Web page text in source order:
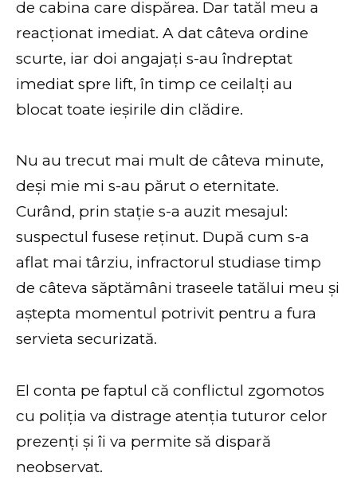
de cabina care dispărea. Dar tatăl meu a
reacționat imediat. A dat câteva ordine
scurte, iar doi angajați s-au îndreptat
imediat spre lift, în timp ce ceilalți au
blocat toate ieșirile din clădire.
Nu au trecut mai mult de câteva minute,
deși mie mi s-au părut o eternitate.
Curând, prin stație s-a auzit mesajul:
suspectul fusese reținut. După cum s-a
aflat mai târziu, infractorul studiase timp
de câteva săptămâni traseele tatălui meu și
aștepta momentul potrivit pentru a fura
servieta securizată.
El conta pe faptul că conflictul zgomotos
cu poliția va distrage atenția tuturor celor
prezenți și îi va permite să dispară
neobservat.